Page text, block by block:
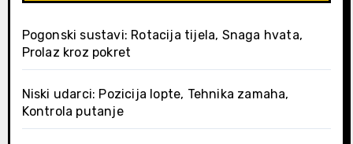
Pogonski sustavi: Rotacija tijela, Snaga hvata,
Prolaz kroz pokret
Niski udarci: Pozicija lopte, Tehnika zamaha,
Kontrola putanje